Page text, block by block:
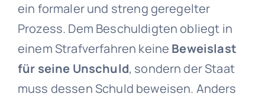
ein formaler und streng geregelter
Prozess. Dem Beschuldigten obliegt in
einem Strafverfahren keine Beweislast
für seine Unschuld, sondern der Staat
muss dessen Schuld beweisen. Anders